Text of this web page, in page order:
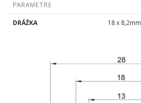
PARAMETRE
DRÁŽKA 18 x 8,2mm